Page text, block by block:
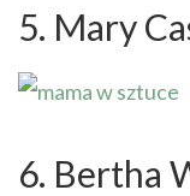
5. Mary
6. Bertha